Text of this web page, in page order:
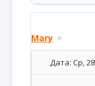
Mary
Дата: Ср,